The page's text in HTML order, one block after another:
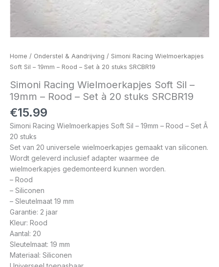
Home / Onderstel & Aandrijving / Simoni Racing Wielmoerkapjes
Soft Sil – 19mm – Rood – Set à 20 stuks SRCBR19
Simoni Racing Wielmoerkapjes Soft Sil –
19mm – Rood – Set à 20 stuks SRCBR19
€15.99
Simoni Racing Wielmoerkapjes Soft Sil – 19mm – Rood – Set Ã
20 stuks
Set van 20 universele wielmoerkapjes gemaakt van siliconen.
Wordt geleverd inclusief adapter waarmee de
wielmoerkapjes gedemonteerd kunnen worden.
– Rood
– Siliconen
– Sleutelmaat 19 mm
Garantie: 2 jaar
Kleur: Rood
Aantal: 20
Sleutelmaat: 19 mm
Materiaal: Siliconen